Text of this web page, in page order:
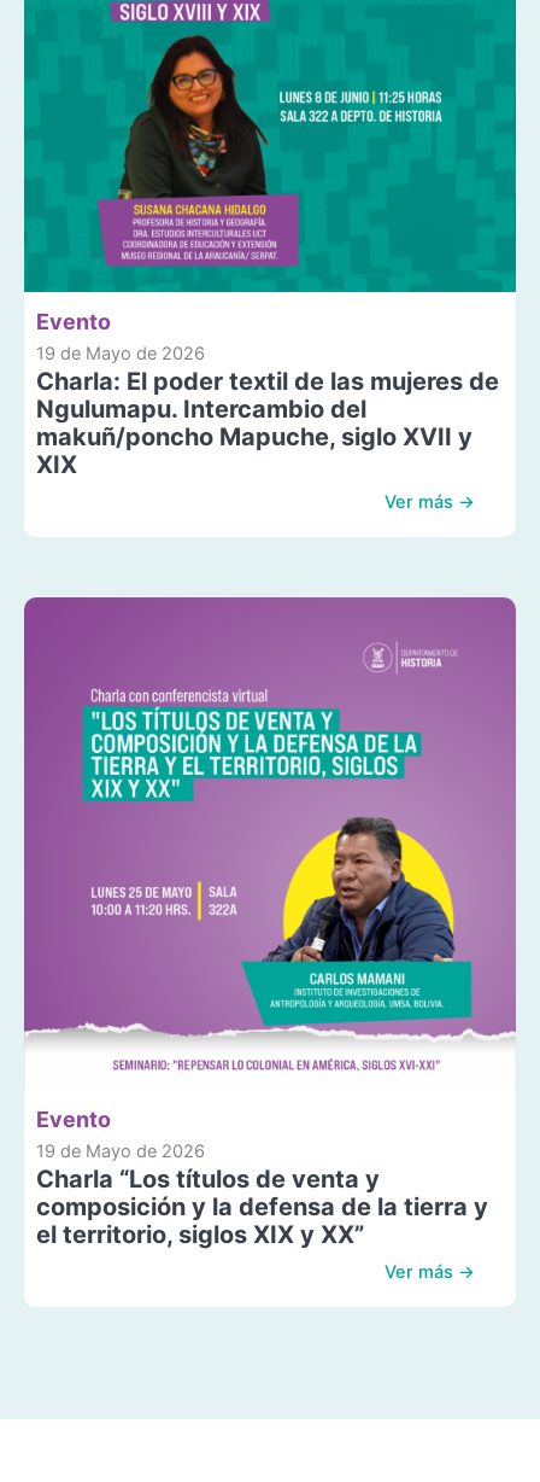
Evento
19 de Mayo de 2026
Charla: El poder textil de las mujeres de
Ngulumapu. Intercambio del
makuñ/poncho Mapuche, siglo XVII y
XIX
Ver más →
Evento
19 de Mayo de 2026
Charla “Los títulos de venta y
composición y la defensa de la tierra y
el territorio, siglos XIX y XX”
Ver más →